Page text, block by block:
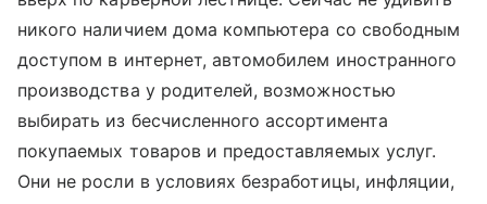
никого наличием дома компьютера со свободным
доступом в интернет, автомобилем иностранного
производства у родителей, возможностью
выбирать из бесчисленного ассортимента
покупаемых товаров и предоставляемых услуг.
Они не росли в условиях безработицы, инфляции,